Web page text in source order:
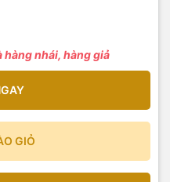
hàng nhái, hàng giả
GIỎ